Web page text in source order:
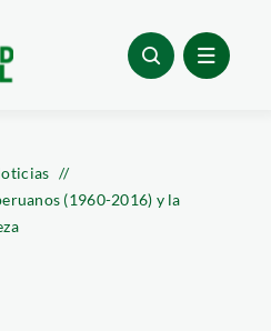
(1960-2016) y la